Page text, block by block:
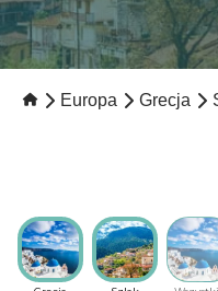
Europa Grecja